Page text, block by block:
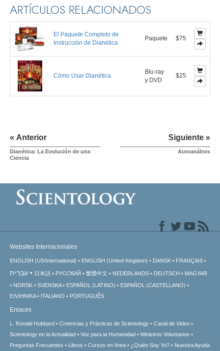
ARTÍCULOS RELACIONADOS
El Paquete Completo de
Instrucción de Dianética
Paquete $75
Cómo Usar Dianética
Blu-ray
y DVD
$25
« Anterior
Dianética: La Evolución de una
Ciencia
Siguiente »
Autoanálisis
Websites Internacionales
ENGLISH (US/International) ENGLISH (United Kingdom) DANSK FRANÇAIS
עברית 日本語 РУССКИЙ 繁體中文 NEDERLANDS DEUTSCH
MAGYAR
NORSK
SVENSKA ESPAÑOL (LATINO)
ESPAÑOL (CASTELLANO)
ΕΛΛΗΝΙΚA
ITALIANO PORTUGUÊS
Enlaces
L. Ronald Hubbard Creencias y Prácticas de Scientology
Canal de Video
Scientology en la Actualidad
Voz para la Humanidad
Ministros Voluntarios
Preguntas Frecuentes
Libros Cursos en línea ¿Quién Soy Yo? Nuestra Ayuda